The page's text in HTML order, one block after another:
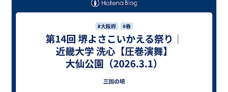
1994年 - 大学院文芸学研究科、工業技術研究科設置
1997年 - 大学院生物理工学研究科設置
1999年 - 大学院化学研究科と工学研究科を改組し総
合理工学研究科設置
2001年 - 工学部を東広島市に完全移転
2003年 - 商経学部を経済学部・経営学部に分離